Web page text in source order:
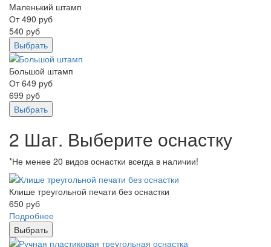
Маленький штамп
От490 руб
540 руб
Выбрать
Большой штамп
От649 руб
699 руб
Выбрать
2 Шаг. Выберите оснастку
*Не менее 20 видов оснастки всегда в наличии!
Клише треугольной печати без оснастки
650 руб
Подробнее
Выбрать